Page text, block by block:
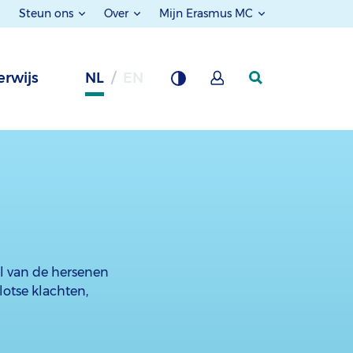
Steun ons Over Mijn Erasmus MC
NL
van de hersenen
klachten,